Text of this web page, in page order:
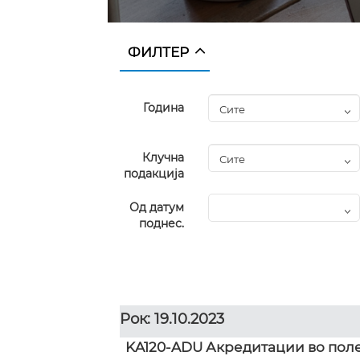
ФИЛТЕР
Година
Клучна
подакција
Од датум
поднес.
Рок: 19.10.2023
KA120-ADU Акредитации во